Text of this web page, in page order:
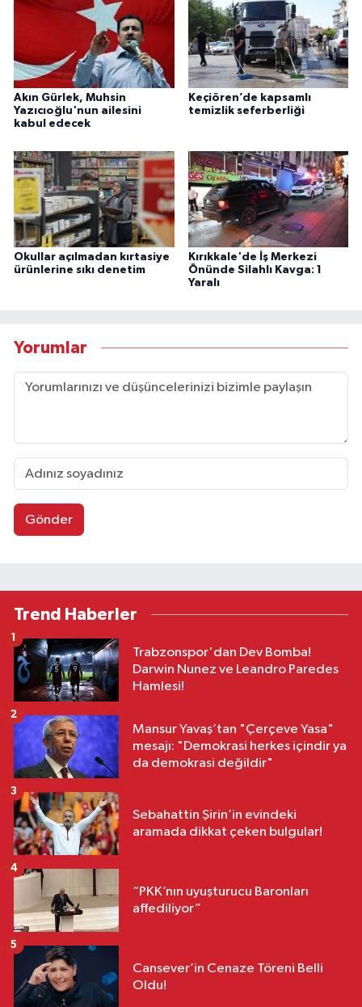
Akın Gürlek, Muhsin
Yazıcıoğlu'nun ailesini
kabul edecek
Keçiören’de kapsamlı
temizlik seferberliği
Okullar açılmadan kırtasiye
ürünlerine sıkı denetim
Kırıkkale'de İş Merkezi
Önünde Silahlı Kavga: 1
Yaralı
Yorumlar
Gönder
Trend Haberler
Trabzonspor'dan Dev Bomba!
Darwin Nunez ve Leandro Paredes
Hamlesi!
1
Mansur Yavaş’tan "Çerçeve Yasa"
mesajı: "Demokrasi herkes içindir ya
da demokrasi değildir"
2
Sebahattin Şirin’in evindeki
aramada dikkat çeken bulgular!
3
“PKK’nın uyuşturucu Baronları
affediliyor”
4
Cansever’in Cenaze Töreni Belli
Oldu!
5